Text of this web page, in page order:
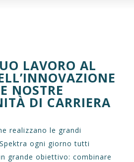
LAVORO AL
NOSTRE
DI CARRIERA
realizzano le grandi
ogni giorno tutti
grande obiettivo: combinare